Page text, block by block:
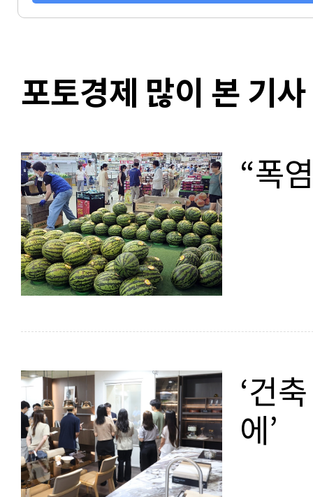
포토경제 많이 본 기사
“폭
‘건
에’